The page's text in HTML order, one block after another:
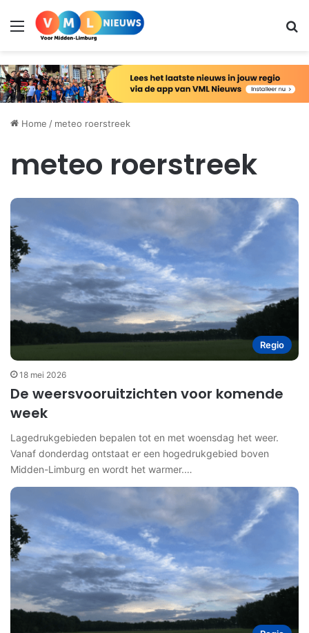
Menu
Home / meteo roerstreek
meteo roerstreek
Regio
18 mei 2026
De weersvooruitzichten voor komende
week
Lagedrukgebieden bepalen tot en met woensdag het weer.
Vanaf donderdag ontstaat er een hogedrukgebied boven
Midden-Limburg en wordt het warmer.…